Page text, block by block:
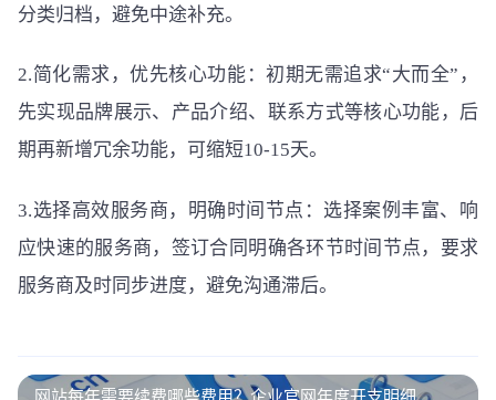
分类归档，避免中途补充。
2.简化需求，优先核心功能：初期无需追求“大而全”，
先实现品牌展示、产品介绍、联系方式等核心功能，后
期再新增冗余功能，可缩短10-15天。
3.选择高效服务商，明确时间节点：选择案例丰富、响
应快速的服务商，签订合同明确各环节时间节点，要求
服务商及时同步进度，避免沟通滞后。